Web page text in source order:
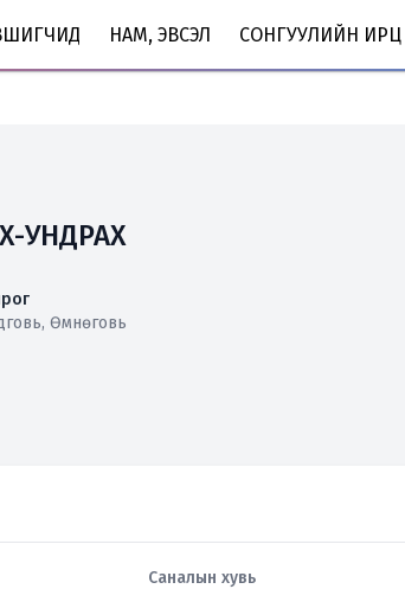
НАМ, ЭВСЭЛ СОНГУУЛИЙН ИРЦ
УНДРАХ
Өмнөговь
Саналын хувь